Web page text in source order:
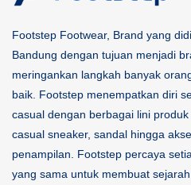
Footstep Footwear, Brand yang
Bandung dengan tujuan menjadi
meringankan langkah banyak
baik. Footstep menempatkan diri
casual dengan berbagai lini
casual sneaker, sandal hingga
penampilan. Footstep percaya
yang sama untuk membuat